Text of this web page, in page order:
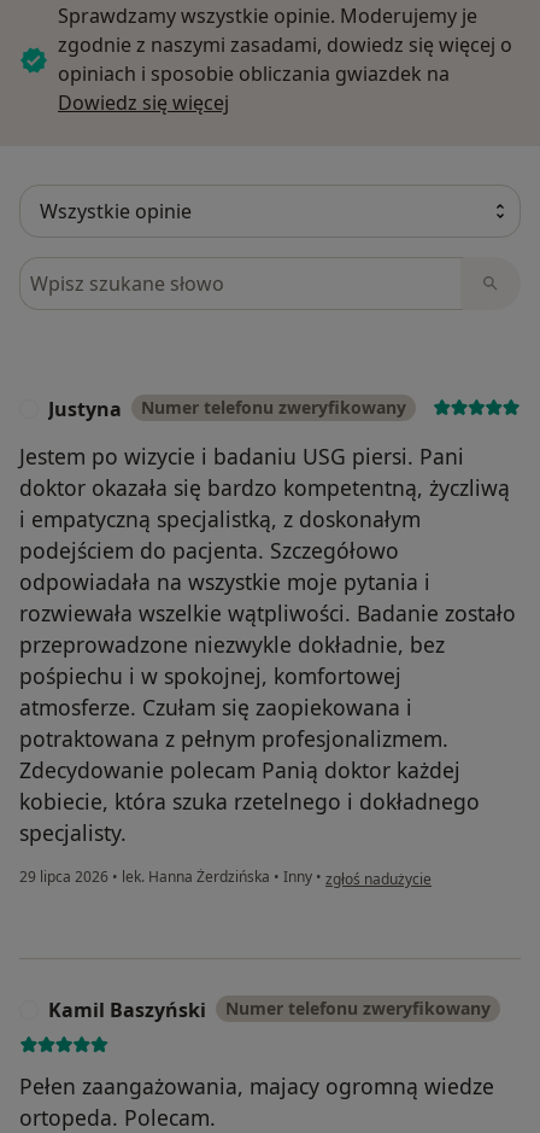
Sprawdzamy wszystkie opinie. Moderujemy je
zgodnie z naszymi zasadami, dowiedz się więcej o
opiniach i sposobie obliczania gwiazdek na
Dowiedz się więcej
Szukaj w opiniach
Justyna Numer telefonu zweryfikowany
Jestem po wizycie i badaniu USG piersi. Pani
doktor okazała się bardzo kompetentną, życzliwą
i empatyczną specjalistką, z doskonałym
podejściem do pacjenta. Szczegółowo
odpowiadała na wszystkie moje pytania i
rozwiewała wszelkie wątpliwości. Badanie zostało
przeprowadzone niezwykle dokładnie, bez
pośpiechu i w spokojnej, komfortowej
atmosferze. Czułam się zaopiekowana i
potraktowana z pełnym profesjonalizmem.
Zdecydowanie polecam Panią doktor każdej
kobiecie, która szuka rzetelnego i dokładnego
specjalisty.
29 lipca 2026 • lek. Hanna Żerdzińska • Inny • w opinii użytkownika Justyna
zgłoś nadużycie
Kamil Baszyński Numer telefonu zweryfikowany
Pełen zaangażowania, majacy ogromną wiedze
ortopeda. Polecam.